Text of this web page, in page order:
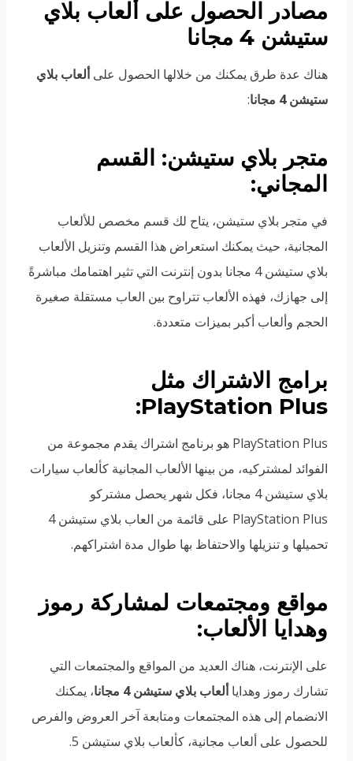
مصادر الحصول على ألعاب بلاي
ستيشن 4 مجانا
هناك عدة طرق يمكنك من خلالها الحصول علىألعاب بلاي
ستيشن 4 مجانا
:
متجر بلاي ستيشن: القسم
المجاني:
في متجر بلاي ستيشن، يتاح لك قسم مخصص للألعاب
المجانية، حيث يمكنك استعراض هذا القسم وتنزيل الألعاب
بلاي ستيشن 4 مجانا بدون إنترنت التي تثير اهتمامك مباشرةً
إلى جهازك، فهذه الألعاب تتراوح بين العاب مستقلة صغيرة
الحجم وألعاب أكبر بميزات متعددة.
برامج الاشتراك مثل
PlayStation Plus:
PlayStation Plus هو برنامج اشتراك يقدم مجموعة من
الفوائد لمشتركيه، من بينها الألعاب المجانية كألعاب سيارات
بلاي ستيشن 4 مجانا، فكل شهر يحصل مشتركو
PlayStation Plus على قائمة من العاب بلاي ستيشن 4
تحميلها و تنزيلها والاحتفاظ بها طوال مدة اشتراكهم.
مواقع ومجتمعات لمشاركة رموز
وهدايا الألعاب:
على الإنترنت، هناك العديد من المواقع والمجتمعات التي
تشارك رموز وهداياألعاب بلاي ستيشن 4 مجانا
، يمكنك
الانضمام إلى هذه المجتمعات ومتابعة آخر العروض والفرص
للحصول على ألعاب مجانية، كألعاب بلاي ستيشن 5.